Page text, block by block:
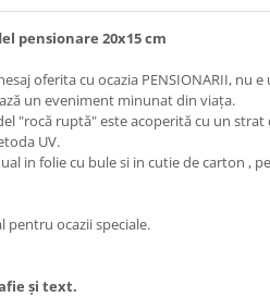
pensionare 20x15 cm
oferita cu ocazia PENSIONARII, nu e
un eveniment minunat din viața.
"rocă ruptă" este acoperită cu un strat
UV.
in folie cu bule si in cutie de carton ,
pentru ocazii speciale.
și text.